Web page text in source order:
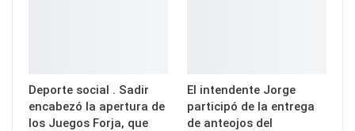
Deporte social . Sadir
encabezó la apertura de
los Juegos Forja, que
El intendente Jorge
participó de la entrega
de anteojos del